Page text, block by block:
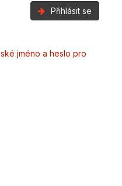
Přihlásit se
jméno a heslo pro